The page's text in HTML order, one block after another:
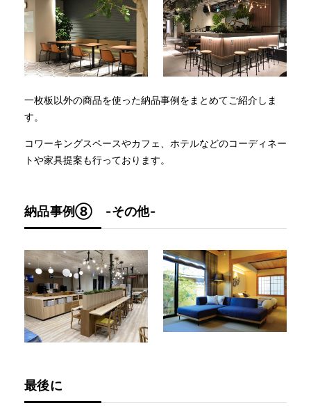
一枚板以外の商品を使った納品事例をまとめてご紹介しま
す。
コワーキングスペースやカフェ、ホテルなどのコーディネー
トや家具提案も行っております。
納品事例⑧ -その他-
最後に